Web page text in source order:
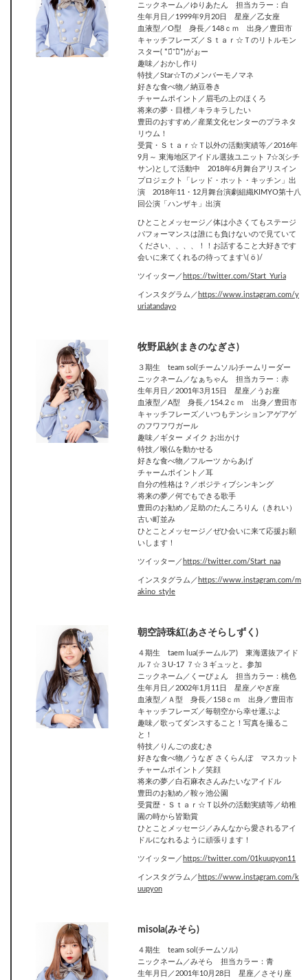
ニックネーム／ゆりあたん 担当カラー：白
生年月日／1999年9月20日 星座／乙女座
血液型／O型 身長／148ｃｍ 出身／豊田市
キャッチフレーズ／Ｓｔａｒ☆Ｔのリトルモン
スター( *ฅ́˘ฅ̀*)がぉー
趣味／おかし作り
特技／Star☆Tのメンバーモノマネ
好きな食べ物／納豆巻き
チャームポイント／眉毛の上のほくろ
将来の夢・目標／キラキラしたい
豊田のおすすめ／産業文化センターのプラネタ
リウム！
受賞・Ｓｔａｒ☆Ｔ以外の活動実績等／2016年
9月～ 東海地区アイドル選抜ユニット 7☆3(シチ
サン)として活動中 2018年6月舞台アリスイン
プロジェクト「レッド・ホット・キッチン」出
演 2018年11・12月舞台演劇組織KIMYO第十八
回公演「ハンザキ」出演
ひとことメッセージ／体は小さくてもステージ
パフォーマンスは誰にも負けないので見ていて
ください、、、、！！お話すること大好きです
会いに来てくれるの待ってます\( ö )/
ツイッター／‎ https://twitter.com/Start_Yuria
インスタグラム／ https://www.instagram.com/y
uriatandayo
牧野凪紗(まきのなぎさ)
３期生 team sol(チームソル)チームリーダー
ニックネーム／なぁちゃん 担当カラー：赤
生年月日／2001年3月15日 星座／うお座
血液型／A型 身長／154.2ｃｍ 出身／豊田市
キャッチフレーズ／いつもテンションアゲアゲ
のフワフワガール
趣味／ギター メイク お出かけ
特技／喉仏を動かせる
好きな食べ物／フルーツ からあげ
チャームポイント／耳
自分の性格は？／ポジティブシンキング
将来の夢／何でもできる歌手
豊田のお勧め／足助のたんころりん（きれい）
古い町並み
ひとことメッセージ／ぜひ会いに来て応援お願
いします！
ツイッター／ https://twitter.com/Start_naa
インスタグラム／ https://www.instagram.com/m
akino_style
朝空詩珠紅(あさそらしずく)
４期生 taem lua(チームルア) 東海選抜アイド
ル７☆３U-17 ７☆３ギュッと。参加
ニックネーム／くーぴょん 担当カラー：桃色
生年月日／2002年1月11日 星座／やぎ座
血液型／Ａ型 身長／158ｃｍ 出身／豊田市
キャッチフレーズ／毎朝空から幸せ運ぶよ
趣味／歌ってダンスすること！写真を撮るこ
と！
特技／りんごの皮むき
好きな食べ物／うなぎ さくらんぼ マスカット
チャームポイント／笑顔
将来の夢／白石麻衣さんみたいなアイドル
豊田のお勧め／鞍ヶ池公園
受賞歴・Ｓｔａｒ☆Ｔ以外の活動実績等／幼稚
園の時から皆勤賞
ひとことメッセージ／みんなから愛されるアイ
ドルになれるように頑張ります！
ツイッター／‎ https://twitter.com/01kuupyon11
インスタグラム／ https://www.instagram.com/k
uupyon
misola(みそら)
４期生 team sol(チームソル)
ニックネーム／みそら 担当カラー：青
生年月日／2001年10月28日 星座／さそり座